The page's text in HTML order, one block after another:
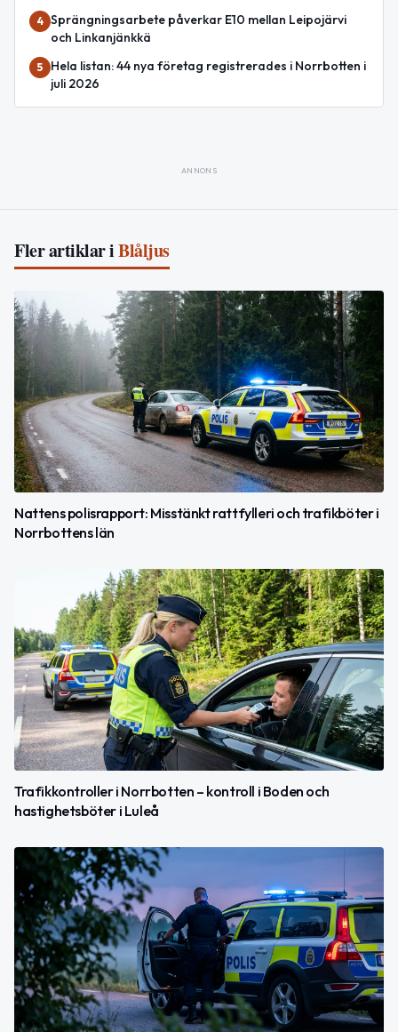
4 Sprängningsarbete påverkar E10 mellan Leipojärvi
och Linkanjänkkä
5
Hela listan: 44 nya företag registrerades i Norrbotten i
juli 2026
ANNONS
Fler artiklar iBlåljus
Nattens polisrapport: Misstänkt rattfylleri och trafikböter i
Norrbottens län
Trafikkontroller i Norrbotten – kontroll i Boden och
hastighetsböter i Luleå